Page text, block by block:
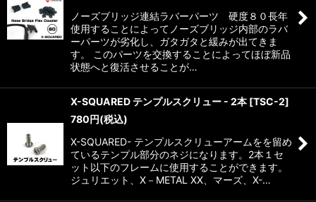
ノーズブリッジ連結ラバーパーツ 硬度８０長年
使用することによってノーズブリッジ内部のラバ
ーパーツが劣化し、ガタガタと緩みが出てきま
す。 このパーツを交換することによってほぼ新品
状態へと復活させることが…
X-SQUARED テンプルスクリュー - 2本 [TSC-2]
780円(税込)
X-SQUARED- テンプルスクリューアームをを留め
ているテンプル部分のネジになります。2本１セ
ット以下のフレームに使用することができます。
ジュリエット、X－METAL XX、マーズ、X-…